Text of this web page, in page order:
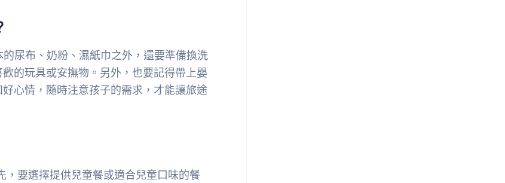
尿布、奶粉、濕紙巾之外，還要準備換洗
的玩具或安撫物。另外，也要記得帶上嬰
心情，隨時注意孩子的需求，才能讓旅途
要選擇提供兒童餐或適合兒童口味的餐